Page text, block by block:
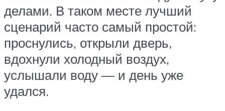
делами. В таком месте лучший
сценарий часто самый простой:
проснулись, открыли дверь,
вдохнули холодный воздух,
услышали воду — и день уже
удался.